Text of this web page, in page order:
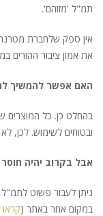
תמ"ל 'מזוהם'.
אין ספק שלחברת מטרנה
את אמון ציבור ההורים
האם אפשר להמשיך
בהחלט כן. כל המוצרים
ובטוחים לשימוש. לכן,
אבל בקרוב יהיה
ניתן לעבור פשוט
במקום אחר באתר (קראו